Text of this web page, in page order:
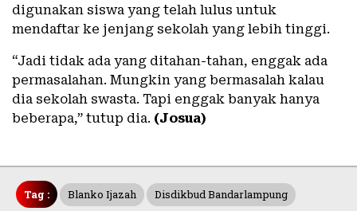
digunakan siswa yang telah lulus untuk
mendaftar ke jenjang sekolah yang lebih tinggi.
“Jadi tidak ada yang ditahan-tahan, enggak ada
permasalahan. Mungkin yang bermasalah kalau
dia sekolah swasta. Tapi enggak banyak hanya
beberapa,” tutup dia. (Josua)
Tag : Blanko Ijazah Disdikbud Bandarlampung